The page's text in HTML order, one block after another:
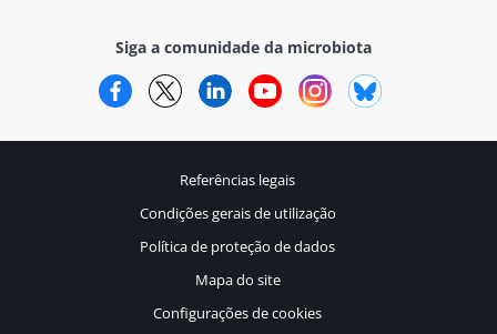
Siga a comunidade da microbiota
FacebookTwitterLinkedInYouTubeInstagram
Referências legais
Condições gerais de utilização
Política de proteção de dados
Mapa do site
Configurações de cookies